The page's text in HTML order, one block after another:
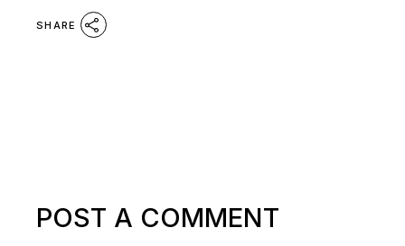
SHARE
POST A COMMENT